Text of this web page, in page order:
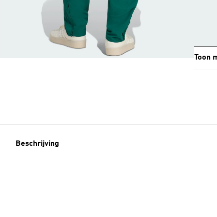
Toon
Beschrijving